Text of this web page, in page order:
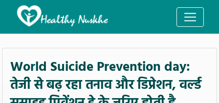
World Suicide Prevention day:
तेजी से बढ़ रहा तनाव और डिप्रेशन, वर्ल्ड